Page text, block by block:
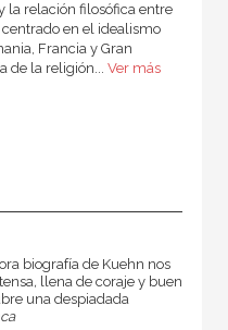
la relación filosófica entre
en el idealismo
Francia y Gran
de la religión... Ver más
biografía de Kuehn nos
, llena de coraje y buen
una despiadada